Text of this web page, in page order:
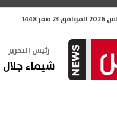
رئيس التحرير
شيماء جلال